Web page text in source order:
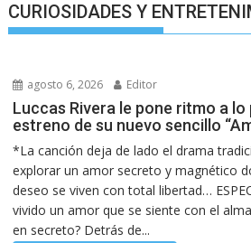
CURIOSIDADES Y
agosto 6, 2026 Editor
Luccas Rivera le pone ritmo a lo
estreno de su nuevo sencillo
*La canción deja de lado el drama
explorar un amor secreto y magnético
deseo se viven con total libertad…
vivido un amor que se siente con el
en secreto? Detrás de...